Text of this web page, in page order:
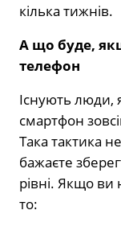
кілька тижнів.
А що буде,
телефон
Існують люди,
смартфон
Така тактика
бажаєте
рівні. Якщо
то: